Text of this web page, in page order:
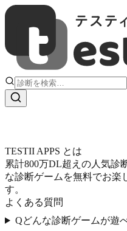
TESTII APPS とは
累計800万DL超えの人気診
な診断ゲームを無料でお楽
す。
よくある質問
Qどんな診断ゲームが遊